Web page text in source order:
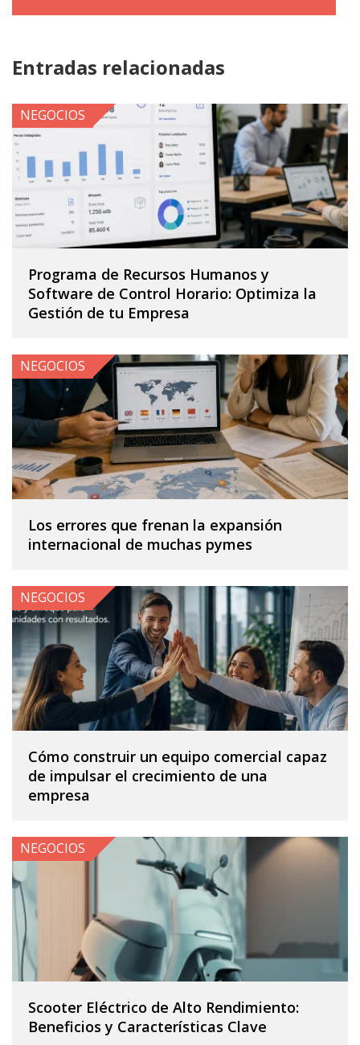
Entradas relacionadas
Programa de Recursos Humanos y
Software de Control Horario: Optimiza la
Gestión de tu Empresa
NEGOCIOS
Los errores que frenan la expansión
internacional de muchas pymes
NEGOCIOS
Cómo construir un equipo comercial capaz
de impulsar el crecimiento de una
empresa
NEGOCIOS
Scooter Eléctrico de Alto Rendimiento:
Beneficios y Características Clave
NEGOCIOS